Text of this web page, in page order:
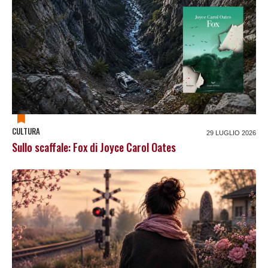
CULTURA 29 LUGLIO 2026
Sullo scaffale: Fox di Joyce Carol Oates